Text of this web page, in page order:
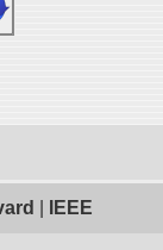
IEEE